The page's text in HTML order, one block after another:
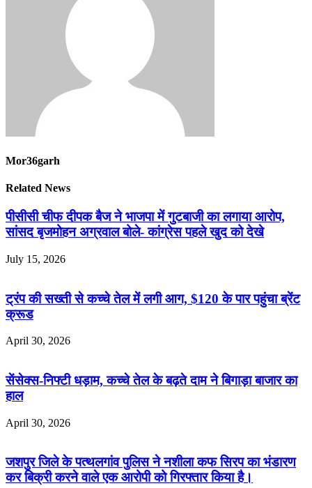
Mor36garh
Related News
पीसीसी चीफ दीपक बैज ने भाजपा में गुटबाजी का लगाया आरोप,
सांसद बृजमोहन अग्रवाल बोले- कांग्रेस पहले खुद को देखे
July 15, 2026
ट्रंप की सख्ती से कच्चे तेल में लगी आग, $120 के पार पहुंचा ब्रेंट
क्रूड
April 30, 2026
सेंसेक्स-निफ्टी धड़ाम, कच्चे तेल के बढ़ते दाम ने बिगाड़ा बाजार का
हाल
April 30, 2026
जशपुर जिले के पत्थलगांव पुलिस ने नशीला कफ सिरप का भंडारण
कर बिक्री करने वाले एक आरोपी को गिरफ्तार किया है।